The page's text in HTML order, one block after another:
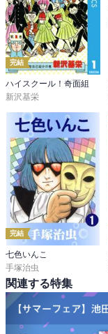
完結
ハイスクール！奇面組
新沢基栄
完結
七色いんこ
手塚治虫
関連する特集